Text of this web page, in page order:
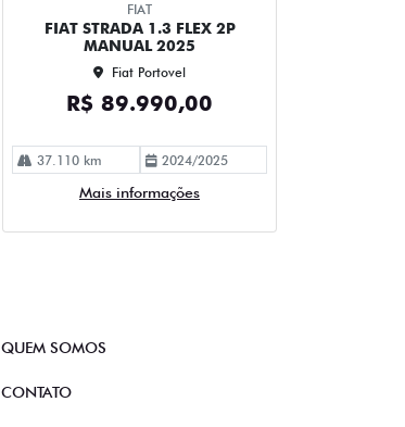
FIAT
FIAT STRADA 1.3 FLEX 2P
MANUAL 2025
Fiat Portovel
R$ 89.990,00
37.110 km 2024/2025
Mais informações
QUEM SOMOS
CONTATO